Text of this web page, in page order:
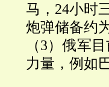
马，24小时
炮弹储备约
（3）俄军
力量，例如